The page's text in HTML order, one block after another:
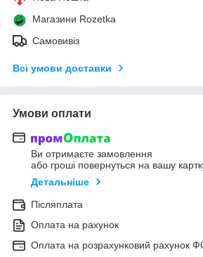
Магазини Rozetka
Самовивіз
Всі умови доставки
Умови оплати
Ви отримаєте замовлення
або гроші повернуться на вашу
Детальніше
Післяплата
Оплата на рахунок
Оплата на розрахунковий рахунок